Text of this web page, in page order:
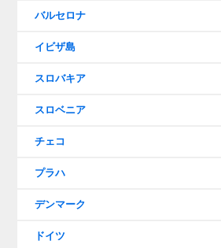
バルセロナ
イビザ島
スロバキア
スロベニア
チェコ
プラハ
デンマーク
ドイツ